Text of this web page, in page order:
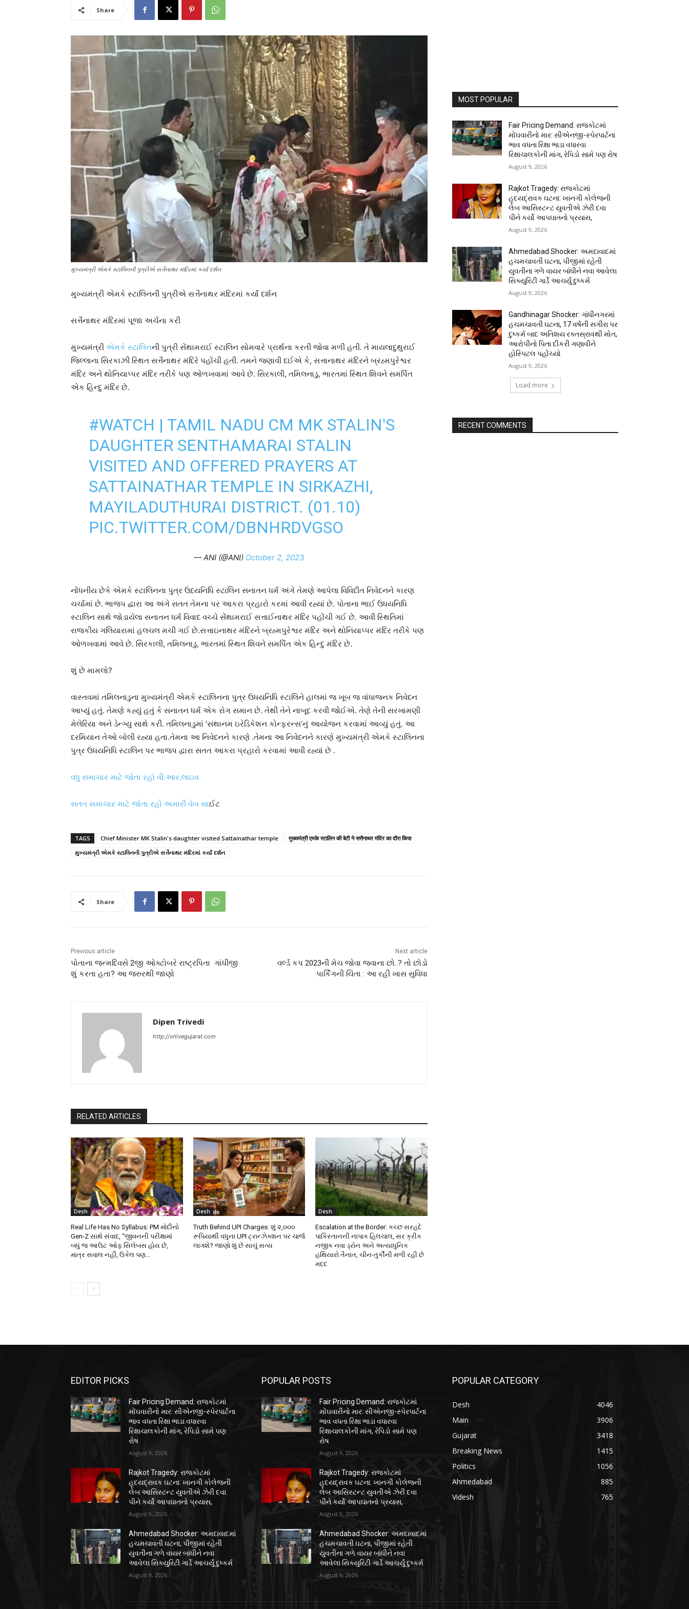
Share
મુખ્યમંત્રી એમકે સ્ટાલિનની પુત્રીએ સત્તૈનાથર મંદિરમાં કર્યાં દર્શન
મુખ્યમંત્રી એમકે સ્ટાલિનની પુત્રીએ સત્તૈનાથર મંદિરમાં કર્યાં દર્શન
સત્તૈનાથર મંદિરમાં પૂજા અર્ચના કરી
મુખ્યમંત્રી એમકે સ્ટાલિનની પુત્રી સેંથામરાઈ સ્ટાલિન સોમવારે પ્રાર્થના કરતી જોવા મળી હતી. તે માયલાદુથુરાઈ
જિલ્લાના સિરકાઝી સ્થિત સત્તૈનાથર મંદિરે પહોંચી હતી. તમને જણાવી દઈએ કે, સત્તાનાથર મંદિરને બ્રહ્મપુરેશ્વર
મંદિર અને થોનિયાપ્પર મંદિર તરીકે પણ ઓળખવામાં આવે છે. સિરકાલી, તમિલનાડુ, ભારતમાં સ્થિત શિવને સમર્પિત
એક હિન્દુ મંદિર છે.
#WATCH | TAMIL NADU CM MK STALIN'S
DAUGHTER SENTHAMARAI STALIN
VISITED AND OFFERED PRAYERS AT
SATTAINATHAR TEMPLE IN SIRKAZHI,
MAYILADUTHURAI DISTRICT. (01.10)
PIC.TWITTER.COM/DBNHRDVGSO
— ANI (@ANI) October 2, 2023
નોંધનીય છેકે એમકે સ્ટાલિનના પુત્ર ઉદયનિધિ સ્ટાલિન સનાતન ધર્મ અંગે તેમણે આપેલા વિવિદીત નિવેદનને કારણ
ચર્ચામાં છે. ભાજપ દ્વારા આ અંગે સતત તેમના પર આકરા પ્રહારો કરમાં આવી રહ્યાં છે. પોતાના ભાઈ ઉધયનિધિ
સ્ટાલિન સાથે જોડાયેલા સનાતન ધર્મ વિવાદ વચ્ચે સેંથામરાઈ સત્તાઈનાથર મંદિર પહોંચી ગઈ છે. આવી સ્થિતિમાં
રાજકીય ગલિયારામાં હલચલ મચી ગઈ છે.સત્તાઇનાથર મંદિરને બ્રહ્મપુરેશ્વર મંદિર અને થોનિયાપ્પર મંદિર તરીકે પણ
ઓળખવામાં આવે છે. સિરકાલી, તમિલનાડુ, ભારતમાં સ્થિત શિવને સમર્પિત એક હિન્દુ મંદિર છે.
શું છે મામલો?
વાસ્તવમાં તમિલનાડુના મુખ્યમંત્રી એમકે સ્ટાલિનના પુત્ર ઉધયનિધિ સ્ટાલિને હાલમાં જ ખૂબ જ વાંધાજનક નિવેદન
આપ્યું હતું. તેમણે કહ્યું હતું કે સનાતન ધર્મ એક રોગ સમાન છે. તેથી તેને નાબૂદ કરવી જોઈએ. તેણે તેની સરખામણી
મેલેરિયા અને ડેન્ગ્યુ સાથે કરી. તમિલનાડુમાં ‘સંથાનમ ઇરેડિકેશન કોન્ફરન્સ’નું આયોજન કરવામાં આવ્યું હતું. આ
દરમિયાન તેઓ બોલી રહ્યા હતા.તેમના આ નિવેદનને કારણે .તેમના આ નિવેદનને કારણે મુખ્યમંત્રી એમકે સ્ટાલિનના
પુત્ર ઉધયનિધિ સ્ટાલિન પર ભાજપ દ્વારા સતત આકરા પ્રહારો કરવામાં આવી રહ્યાં છે .
વધુ સમાચાર માટે જોતા રહો વી.આર.લાઇવ
સતત સમાચાર માટે જોતા રહો અમારી વેબ સાઈટ
TAGS Chief Minister MK Stalin's daughter visited Sattainathar temple
मुख्यमंत्री एमके स्टालिन की बेटी ने सत्तैनाथर मंदिर का दौरा किया
મુખ્યમંત્રી એમકે સ્ટાલિનની પુત્રીએ સત્તૈનાથર મંદિરમાં કર્યાં દર્શન
Share
Previous article
પોતાના જન્મદિવસે 2જી ઓક્ટોબરે રાષ્ટ્રપિતા ગાંધીજી
શું કરતા હતા? આ જરુરથી જાણો
Next article
વર્લ્ડ કપ 2023ની મેચ જોવા જવાના છો..? તો છોડો
પાર્કિંગની ચિંતા : આ રહી ખાસ સુવિધા
Dipen Trivedi
http://vrlivegujarat.com
RELATED ARTICLES
Desh
Real Life Has No Syllabus: PM મોદીનો
Gen-Z સાથે સંવાદ, “જીવનની પરીક્ષામાં
બધું જ આઉટ ઓફ સિલેબસ હોય છે,
માત્ર સવાલ નહીં, ઉકેલ પણ...
Desh
Truth Behind UPI Charges: શું ૨,૦૦૦
રૂપિયાથી વધુના UPI ટ્રાન્ઝેક્શન પર ચાર્જ
લાગશે? જાણો શું છે સાચું સત્ય
Desh
Escalation at the Border: કચ્છ સરહદે
પાકિસ્તાનની નાપાક હિલચાલ, સર ક્રીક
નજીક નવા ડ્રોન અને અત્યાધુનિક
હથિયારો તૈનાત, ચીન-તુર્કીની મળી રહી છે
મદદ
MOST POPULAR
Fair Pricing Demand: રાજકોટમાં
મોંઘવારીનો માર: સીએનજી-સ્પેરપાર્ટના
ભાવ વધતા રિક્ષા ભાડા વધારવા
રિક્ષાચાલકોની માંગ, રેપિડો સામે પણ રોષ
August 9, 2026
Rajkot Tragedy: રાજકોટમાં
હૃદયદ્રાવક ઘટના: ખાનગી કોલેજની
લેબ આસિસ્ટન્ટ યુવતીએ ઝેરી દવા
પીને કર્યો આપઘાતનો પ્રયાસ,
August 9, 2026
Ahmedabad Shocker: અમદાવાદમાં
હચમચાવતી ઘટના, પીજીમાં રહેતી
યુવતીના ગળે વાયર બાંધીને નવા આવેલા
સિક્યુરિટી ગાર્ડે આચર્યું દુષ્કર્મ
August 9, 2026
Gandhinagar Shocker: ગાંધીનગરમાં
હચમચાવતી ઘટના, 17 વર્ષની સગીરા પર
દુષ્કર્મ બાદ અતિશય રક્તસ્રાવથી મોત,
આરોપીનો પિતા દીકરી ગણાવીને
હોસ્પિટલ પહોંચ્યો
August 9, 2026
Load more
RECENT COMMENTS
EDITOR PICKS
Fair Pricing Demand: રાજકોટમાં
મોંઘવારીનો માર: સીએનજી-સ્પેરપાર્ટના
ભાવ વધતા રિક્ષા ભાડા વધારવા
રિક્ષાચાલકોની માંગ, રેપિડો સામે પણ
રોષ
August 9, 2026
Rajkot Tragedy: રાજકોટમાં
હૃદયદ્રાવક ઘટના: ખાનગી કોલેજની
લેબ આસિસ્ટન્ટ યુવતીએ ઝેરી દવા
પીને કર્યો આપઘાતનો પ્રયાસ,
August 9, 2026
Ahmedabad Shocker: અમદાવાદમાં
હચમચાવતી ઘટના, પીજીમાં રહેતી
યુવતીના ગળે વાયર બાંધીને નવા
આવેલા સિક્યુરિટી ગાર્ડે આચર્યું દુષ્કર્મ
August 9, 2026
POPULAR POSTS
Fair Pricing Demand: રાજકોટમાં
મોંઘવારીનો માર: સીએનજી-સ્પેરપાર્ટના
ભાવ વધતા રિક્ષા ભાડા વધારવા
રિક્ષાચાલકોની માંગ, રેપિડો સામે પણ
રોષ
August 9, 2026
Rajkot Tragedy: રાજકોટમાં
હૃદયદ્રાવક ઘટના: ખાનગી કોલેજની
લેબ આસિસ્ટન્ટ યુવતીએ ઝેરી દવા
પીને કર્યો આપઘાતનો પ્રયાસ,
August 9, 2026
Ahmedabad Shocker: અમદાવાદમાં
હચમચાવતી ઘટના, પીજીમાં રહેતી
યુવતીના ગળે વાયર બાંધીને નવા
આવેલા સિક્યુરિટી ગાર્ડે આચર્યું દુષ્કર્મ
August 9, 2026
POPULAR CATEGORY
Desh
4046
Main
3906
Gujarat
3418
Breaking News
1415
Politics
1056
Ahmedabad
885
Videsh
765